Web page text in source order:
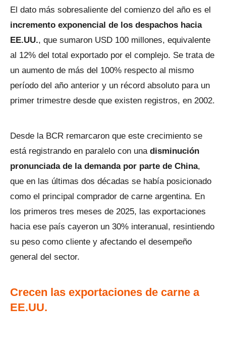
El dato más sobresaliente del comienzo del año es el
incremento exponencial de los despachos hacia
EE.UU., que sumaron USD 100 millones, equivalente
al 12% del total exportado por el complejo. Se trata de
un aumento de más del 100% respecto al mismo
período del año anterior y un récord absoluto para un
primer trimestre desde que existen registros, en 2002.
Desde la BCR remarcaron que este crecimiento se
está registrando en paralelo con una disminución
pronunciada de la demanda por parte de China,
que en las últimas dos décadas se había posicionado
como el principal comprador de carne argentina. En
los primeros tres meses de 2025, las exportaciones
hacia ese país cayeron un 30% interanual, resintiendo
su peso como cliente y afectando el desempeño
general del sector.
Crecen las exportaciones de carne a
EE.UU.